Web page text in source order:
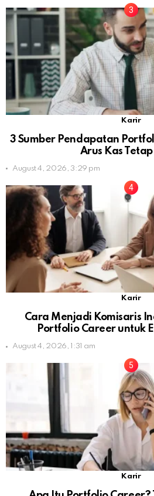
Karir
3 Sumber Pendapatan
Arus Kas Tetap
August 4, 2026, 3:29 pm
Karir
Cara Menjadi Komisaris
Portfolio Career untuk
August 4, 2026, 1:31 am
Karir